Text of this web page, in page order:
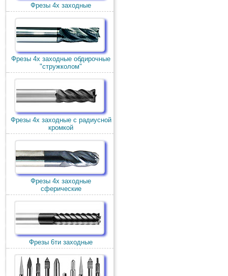
Фрезы 4х заходные
Фрезы 4х заходные обдирочные
"стружколом"
Фрезы 4х заходные с радиусной
кромкой
Фрезы 4х заходные
сферические
Фрезы 6ти заходные